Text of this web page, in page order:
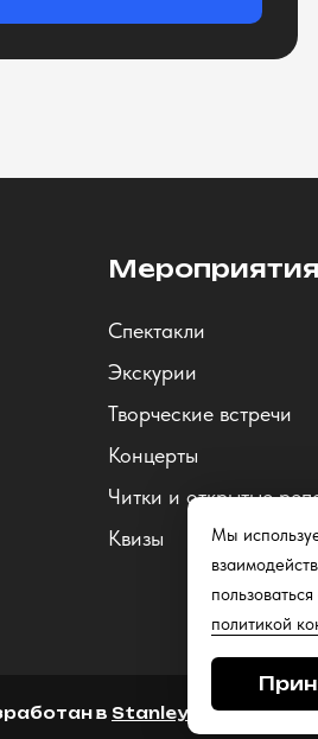
Мы
политикой
Мероприятия
Спектакли
Экскурии
Творческие встречи
Концерты
Читки и открытые
Квизы
в Stanley Group,